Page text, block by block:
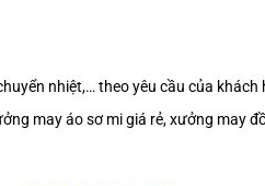
nhiệt,… theo yêu cầu của khách
may áo sơ mi giá rẻ, xưởng may